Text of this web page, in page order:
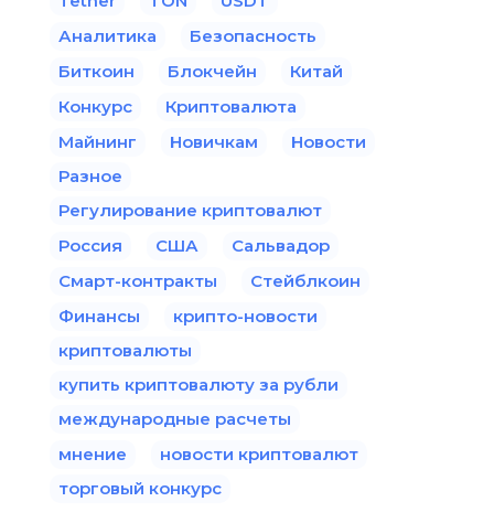
Аналитика
Безопасность
Биткоин
Блокчейн
Китай
Конкурс
Криптовалюта
Майнинг
Новичкам
Новости
Разное
Регулирование криптовалют
Россия
США
Сальвадор
Смарт-контракты
Стейблкоин
Финансы
крипто-новости
криптовалюты
купить криптовалюту за рубли
международные расчеты
мнение
новости криптовалют
торговый конкурс